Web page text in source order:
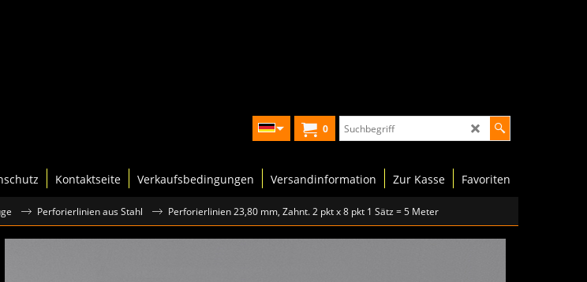
0
Kontaktseite Verkaufsbedingungen Versandinformation Zur Kasse Favoriten
Perforierlinien aus Stahl Perforierlinien 23,80 mm, Zahnt. 2 pkt x 8 pkt 1 Sätz = 5 Meter